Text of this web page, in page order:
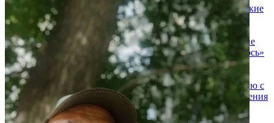
забыть про стресс и наконец-то выдохнуть. Мягкие, глубокие
приёмы вернут телу ощущение лёгкости.
Гармонизирующий массаж — для баланса: когда хочется не
просто «помассировать спину», а чтобы всё тело «собралось»
в единое спокойное состояние.
Антицеллюлитный массаж и коррекция фигуры — работаю с
рельефом и объёмом: улучшаем контуры, снижаем проявления
целлюлита, возвращаем коже упругость.